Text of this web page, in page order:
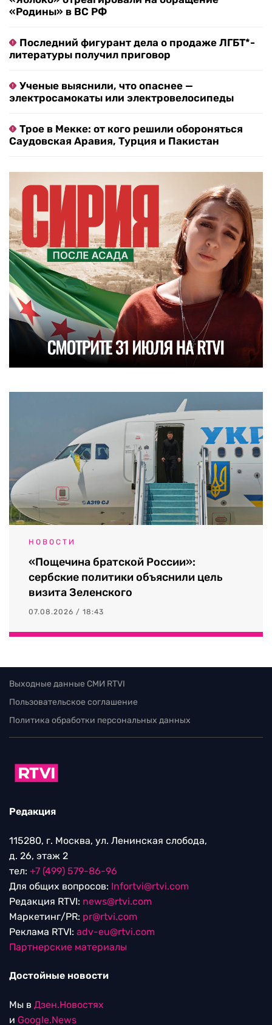
«Родины» в ВС РФ
Последний фигурант дела о продаже ЛГБТ*-
литературы получил приговор
Ученые выяснили, что опаснее —
электросамокаты или электровелосипеды
Трое в Мекке: от кого решили обороняться
Саудовская Аравия, Турция и Пакистан
НОВОСТИ
«Пощечина братской России»:
сербские политики объяснили цель
визита Зеленского
07.08.2026 / 18:43
Выходные данные СМИ RTVI
Пользовательское соглашение
Политика обработки персональных данных
Редакция
115280, г. Москва, ул. Ленинская слобода,
д. 26, этаж 2
тел: +7 (499) 579-86-96
Для общих вопросов: Infortvi@rtvi.com
Редакция RTVI: news@rtvi.com
Маркетинг/PR: pr@rtvi.com
Реклама RTVI: adv-eu@rtvi.com
Партнерские материалы
Достойные новости
Мы в Дзен.Новостях
и Google.News